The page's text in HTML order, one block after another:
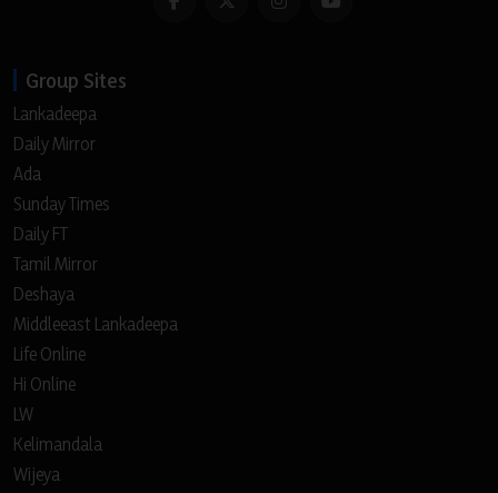
Group Sites
Lankadeepa
Daily Mirror
Ada
Sunday Times
Daily FT
Tamil Mirror
Deshaya
Middleeast Lankadeepa
Life Online
Hi Online
LW
Kelimandala
Wijeya